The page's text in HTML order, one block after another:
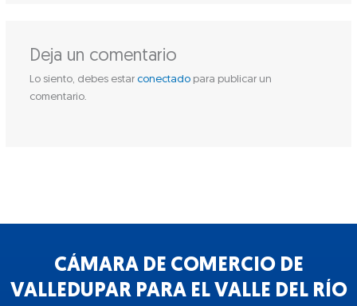
Deja un comentario
Lo siento, debes estar conectadopara publicar un
comentario.
CÁMARA DE COMERCIO DE
VALLEDUPAR PARA EL VALLE DEL RÍO